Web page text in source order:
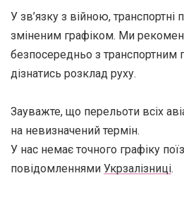
У зв’язку з війною,
зміненим графіком. Ми
безпосередньо з транспортним
дізнатись розклад руху.
Зауважте, що перельоти всіх
на невизначений термін.
У нас немає точного графіку
повідомленнями Укрзалізниці.